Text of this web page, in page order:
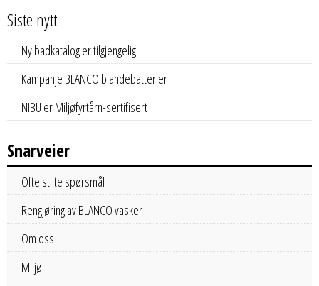
Siste nytt
Ny badkatalog er tilgjengelig
Kampanje BLANCO blandebatterier
NIBU er Miljøfyrtårn-sertifisert
Snarveier
Ofte stilte spørsmål
Rengjøring av BLANCO vasker
Om oss
Miljø